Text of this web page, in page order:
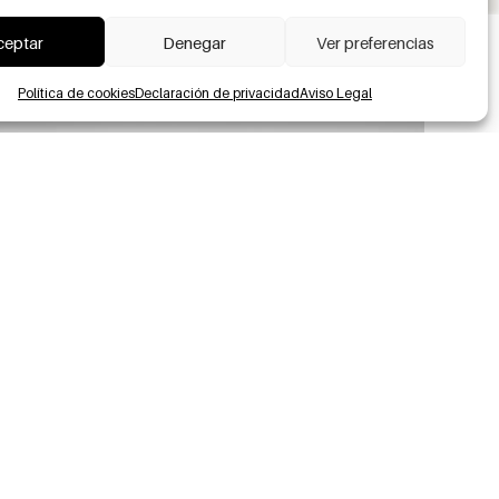
Denegar Ver preferencias
Política de cookiesDeclaración de privacidadAviso Legal